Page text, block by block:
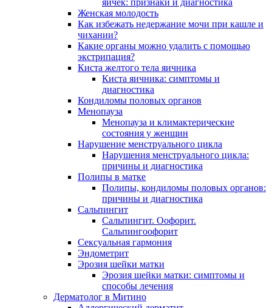
яичек: признаки и диагностика
Женская молодость
Как избежать недержание мочи при кашле и
чихании?
Какие органы можно удалить с помощью
экстрипация?
Киста желтого тела яичника
Киста яичника: симптомы и
диагностика
Кондиломы половых органов
Менопауза
Менопауза и климактерические
состояния у женщин
Нарушение менструального цикла
Нарушения менструального цикла:
причины и диагностика
Полипы в матке
Полипы, кондиломы половых органов:
причины и диагностика
Сальпингит
Сальпингит. Оофорит.
Сальпингоофорит
Сексуальная гармония
Эндометрит
Эрозия шейки матки
Эрозия шейки матки: симптомы и
способы лечения
Дерматолог в Митино